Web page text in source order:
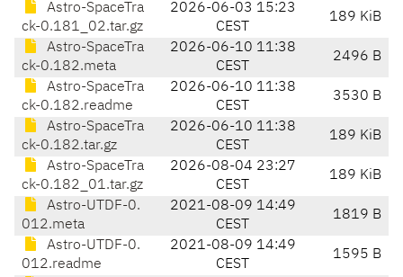
Astro-SpaceTra
ck-0.181_02.tar.gz
2026-06-03 15:23
CEST
189 KiB
Astro-SpaceTra
ck-0.182.meta
2026-06-10 11:38
CEST
2496 B
Astro-SpaceTra
ck-0.182.readme
2026-06-10 11:38
CEST
3530 B
Astro-SpaceTra
ck-0.182.tar.gz
2026-06-10 11:38
CEST
189 KiB
Astro-SpaceTra
ck-0.182_01.tar.gz
2026-08-04 23:27
CEST
189 KiB
Astro-UTDF-0.
012.meta
2021-08-09 14:49
CEST
1819 B
Astro-UTDF-0.
012.readme
2021-08-09 14:49
CEST
1595 B